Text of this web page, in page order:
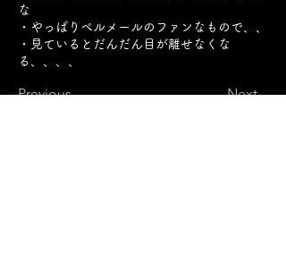
な
・やっぱりベルメールのファンなもので、、
・見ているとだんだん目が離せなくな
る、、、、
Previous Next